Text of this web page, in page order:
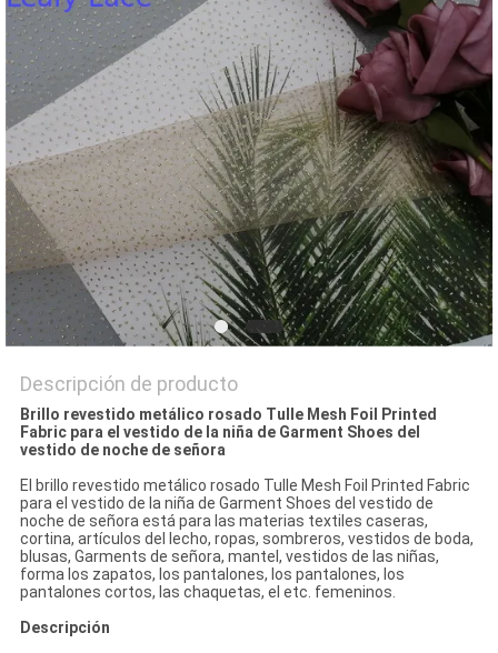
POLÍTICA
DE
PRIVACIDAD
Descripción de producto
Brillo revestido metálico rosado Tulle Mesh Foil Printed
Fabric para el vestido de la niña de Garment Shoes del
vestido de noche de señora
El brillo revestido metálico rosado Tulle Mesh Foil Printed Fabric
para el vestido de la niña de Garment Shoes del vestido de
noche de señora está para las materias textiles caseras,
cortina, artículos del lecho, ropas, sombreros, vestidos de boda,
blusas, Garments de señora, mantel, vestidos de las niñas,
forma los zapatos, los pantalones, los pantalones, los
pantalones cortos, las chaquetas, el etc. femeninos.
Descripción